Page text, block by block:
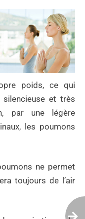
poids, ce qui
silencieuse et très
par une légère
les poumons
ne permet
toujours de l’air